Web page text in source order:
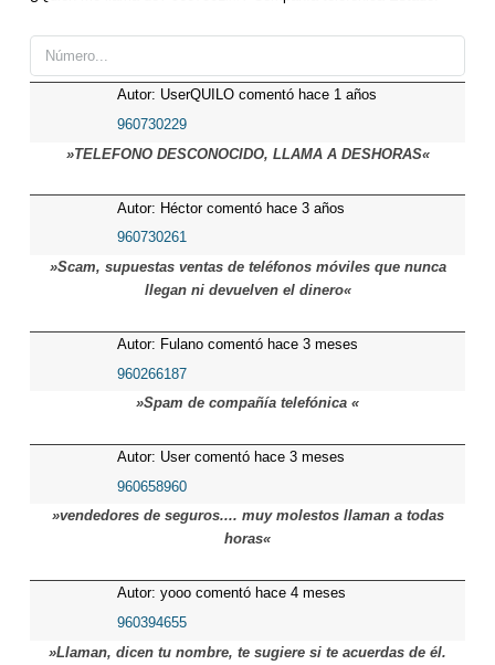
Autor: UserQUILO comentó hace 1 años
960730229
»TELEFONO DESCONOCIDO, LLAMA A DESHORAS«
Autor: Héctor comentó hace 3 años
960730261
»Scam, supuestas ventas de teléfonos móviles que nunca
llegan ni devuelven el dinero«
Autor: Fulano comentó hace 3 meses
960266187
»Spam de compañía telefónica «
Autor: User comentó hace 3 meses
960658960
»vendedores de seguros.... muy molestos llaman a todas
horas«
Autor: yooo comentó hace 4 meses
960394655
»Llaman, dicen tu nombre, te sugiere si te acuerdas de él.